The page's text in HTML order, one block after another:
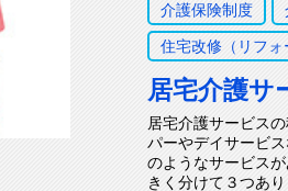
介護保険制度
住宅改修（リフォ
居宅介護サ
居宅介護サービス
パーやデイサービ
のようなサービス
きく分けて３つあ